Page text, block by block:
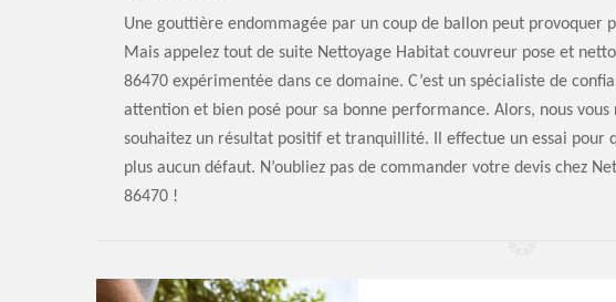
Une gouttière endommagée par un coup de ballon peut provoquer
Mais appelez tout de suite Nettoyage Habitat couvreur pose et
86470 expérimentée dans ce domaine. C’est un spécialiste de
attention et bien posé pour sa bonne performance. Alors, nous vous
souhaitez un résultat positif et tranquillité. Il effectue un essai pour
plus aucun défaut. N’oubliez pas de commander votre devis chez
86470 !